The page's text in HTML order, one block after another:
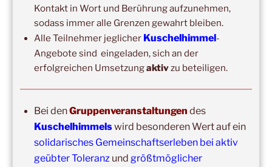
Copyright © 2017-2026
Alle Rechte vorbehalten.
Kontakt in Wort und Berührung aufzunehmen,
sodass immer alle Grenzen gewahrt bleiben.
Alle Teilnehmer jeglicher Kuschelhimmel-
Angebote sind eingeladen, sich an der
erfolgreichen Umsetzungaktivzu beteiligen.
Bei denGruppenveranstaltungen des
Kuschelhimmelswird besonderen Wert auf ein
solidarisches Gemeinschaftserleben bei aktiv
geübter Toleranzund größtmöglicher